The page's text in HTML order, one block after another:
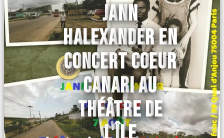
JANN
HALEXANDER EN
CONCERT COEUR
CANARI AU
THÉÂTRE DE